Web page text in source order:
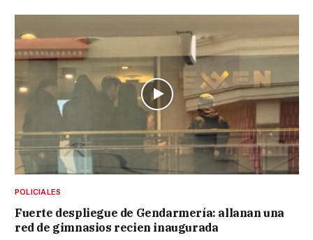
POLICIALES
Fuerte despliegue de Gendarmería: allanan una
red de gimnasios recien inaugurada